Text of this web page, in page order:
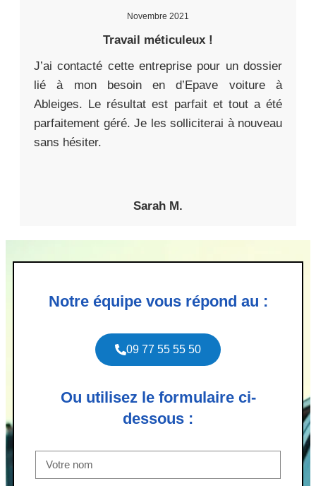
Novembre 2021
Travail méticuleux !
J’ai contacté cette entreprise pour un dossier
lié à mon besoin en d’Epave voiture à
Ableiges. Le résultat est parfait et tout a été
parfaitement géré. Je les solliciterai à nouveau
sans hésiter.
Sarah M.
Notre équipe vous répond au :
09 77 55 55 50
Ou utilisez le formulaire ci-
dessous :